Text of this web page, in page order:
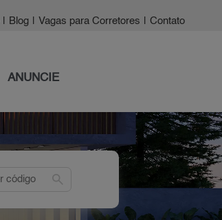
Blog Vagas para Corretores Contato
ANUNCIE
search